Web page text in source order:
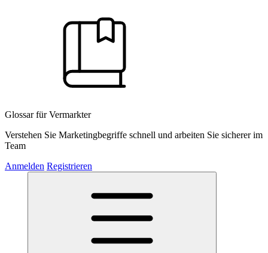
Glossar für Vermarkter
Verstehen Sie Marketingbegriffe schnell und arbeiten Sie sicherer im
Team
Anmelden Registrieren